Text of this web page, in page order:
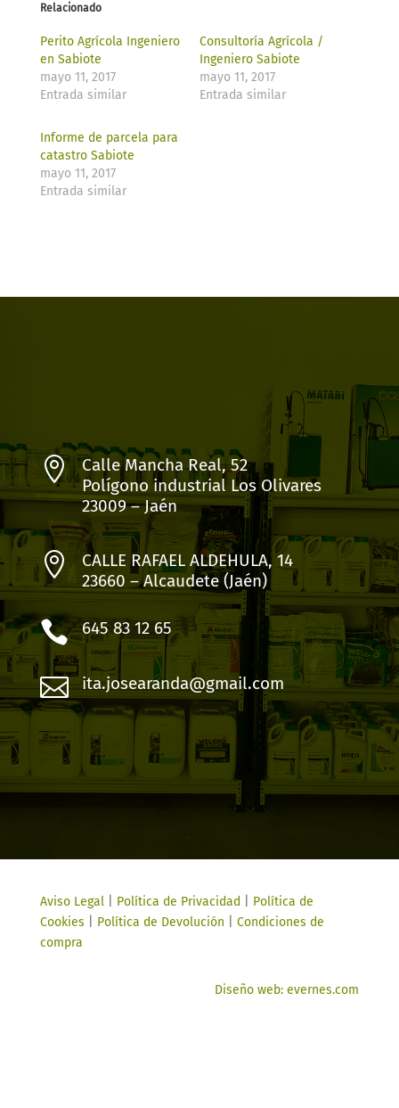
Relacionado
Perito Agrícola Ingeniero
en Sabiote
mayo 11, 2017
Entrada similar
Consultoría Agrícola /
Ingeniero Sabiote
mayo 11, 2017
Entrada similar
Informe de parcela para
catastro Sabiote
mayo 11, 2017
Entrada similar

Calle Mancha Real, 52
Polígono industrial Los Olivares
23009 – Jaén

CALLE RAFAEL ALDEHULA, 14
23660 – Alcaudete (Jaén)
 645 83 12 65
 ita.josearanda@gmail.com
Aviso Legal| Política de Privacidad
Política de
Cookies
Política de Devolución
Condiciones de
compra
Diseño web: evernes.com